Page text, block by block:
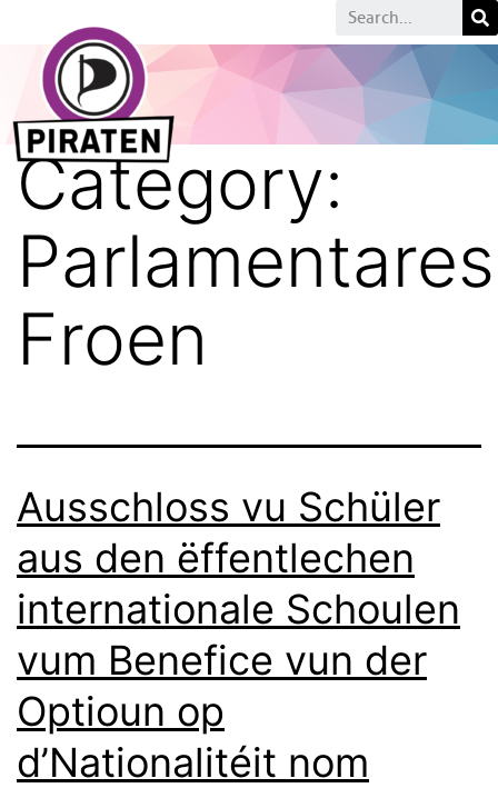
Category:
Froen
Ausschloss vu Schüler
aus den ëffentlechen
internationale Schoulen
vum Benefice vun der
Optioun op
d’Nationalitéit nom